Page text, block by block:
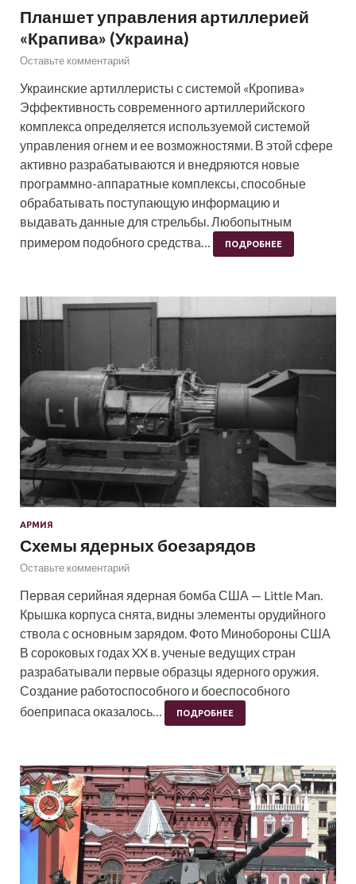
Планшет управления артиллерией
«Крапива» (Украина)
Оставьте комментарий
Украинские артиллеристы с системой «Кропива»
Эффективность современного артиллерийского
комплекса определяется используемой системой
управления огнем и ее возможностями. В этой сфере
активно разрабатываются и внедряются новые
программно-аппаратные комплексы, способные
обрабатывать поступающую информацию и
выдавать данные для стрельбы. Любопытным
примером подобного средства…
ПОДРОБНЕЕ
АРМИЯ
Схемы ядерных боезарядов
Оставьте комментарий
Первая серийная ядерная бомба США — Little Man.
Крышка корпуса снята, видны элементы орудийного
ствола с основным зарядом. Фото Минобороны США
В сороковых годах XX в. ученые ведущих стран
разрабатывали первые образцы ядерного оружия.
Создание работоспособного и боеспособного
боеприпаса оказалось…
ПОДРОБНЕЕ